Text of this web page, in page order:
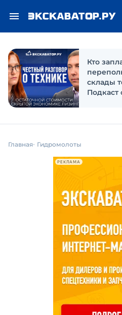
Кто
склады
Подкаст
Главная Гидромолоты
РЕКЛАМА